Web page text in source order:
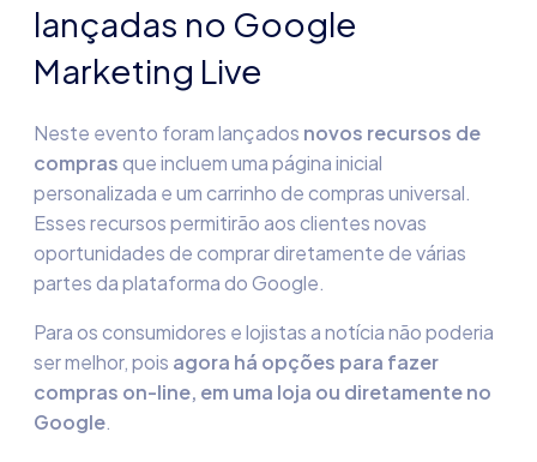
lançadas no Google
Marketing Live
Neste evento foram lançados novos recursos de
comprasque incluem uma página inicial
personalizada e um carrinho de compras universal.
Esses recursos permitirão aos clientes novas
oportunidades de comprar diretamente de várias
partes da plataforma do Google.
Para os consumidores e lojistas a notícia não poderia
ser melhor, pois agora há opções para fazer
compras on-line, em uma loja ou diretamente no
Google.